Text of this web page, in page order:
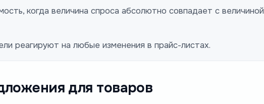
когда величина спроса абсолютно совпадает с величиной
реагируют на любые изменения в прайс-листах.
для товаров